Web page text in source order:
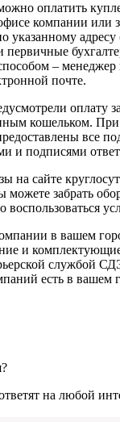
оплатить
компании или
указанному
первичные
– менеджер
почте.
оплату
кошельком. При
все
и подписями
на сайте
можете забрать
воспользоваться
в вашем
и
службой
есть в вашем
на любой